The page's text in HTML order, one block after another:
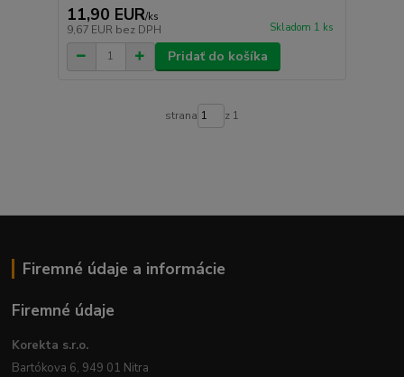
11,90 EUR/ks
9,67 EUR bez DPH Skladom 1 ks
Pridať do košíka
strana z 1
Firemné údaje a informácie
Firemné údaje
Korekta s.r.o.
Bartókova 6, 949 01 Nitra